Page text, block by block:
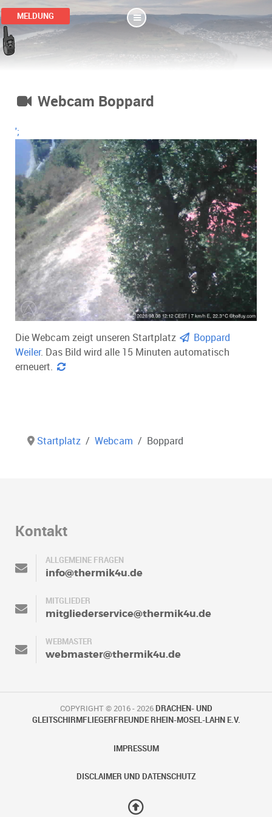
MELDUNG
Webcam Boppard
';
Die Webcam zeigt unseren Startplatz
Boppard
Weiler. Das Bild wird alle 15 Minuten automatisch
erneuert.
Startplatz Webcam Boppard
Kontakt
ALLGEMEINE FRAGEN
info@thermik4u.de
MITGLIEDER
mitgliederservice@thermik4u.de
WEBMASTER
webmaster@thermik4u.de
COPYRIGHT © 2016 - 2026 DRACHEN- UND
GLEITSCHIRMFLIEGERFREUNDE RHEIN-MOSEL-LAHN E.V.
IMPRESSUM
DISCLAIMER UND DATENSCHUTZ